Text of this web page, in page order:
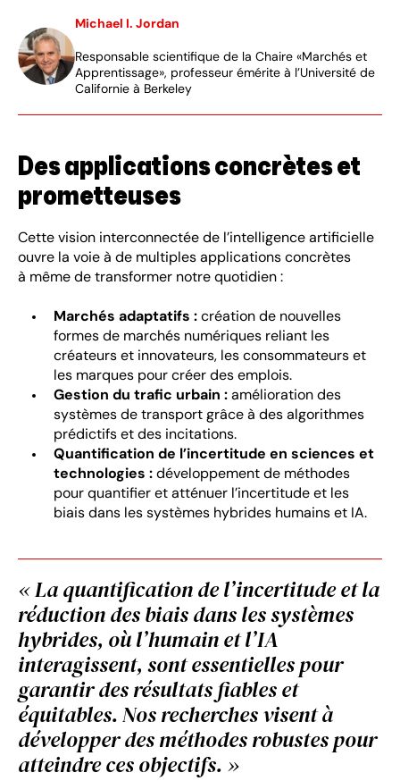
Michael I. Jordan
Responsable scientifique de la Chaire «Marchés et
Apprentissage», professeur émérite à l’Université de
Californie à Berkeley
Des applications concrètes et
prometteuses
Cette vision interconnectée de l’intelligence artificielle
ouvre la voie à de multiples applications concrètes
à même de transformer notre quotidien :
Marchés adaptatifs :création de nouvelles
formes de marchés numériques reliant les
créateurs et innovateurs, les consommateurs et
les marques pour créer des emplois.
Gestion du trafic urbain :amélioration des
systèmes de transport grâce à des algorithmes
prédictifs et des incitations.
Quantification de l’incertitude en sciences et
technologies :développement de méthodes
pour quantifier et atténuer l’incertitude et les
biais dans les systèmes hybrides humains et IA.
« La quantification de l’incertitude et la
réduction des biais dans les systèmes
hybrides, où l’humain et l’IA
interagissent, sont essentielles pour
garantir des résultats fiables et
équitables. Nos recherches visent à
développer des méthodes robustes pour
atteindre ces objectifs. »